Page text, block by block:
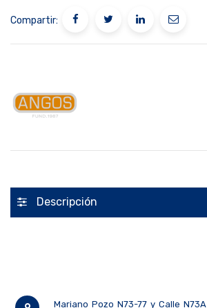
Compartir:
Descripción
Mariano Pozo N73-77 y Calle N73A